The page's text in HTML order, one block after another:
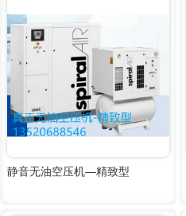
静音无油空压机—精致型